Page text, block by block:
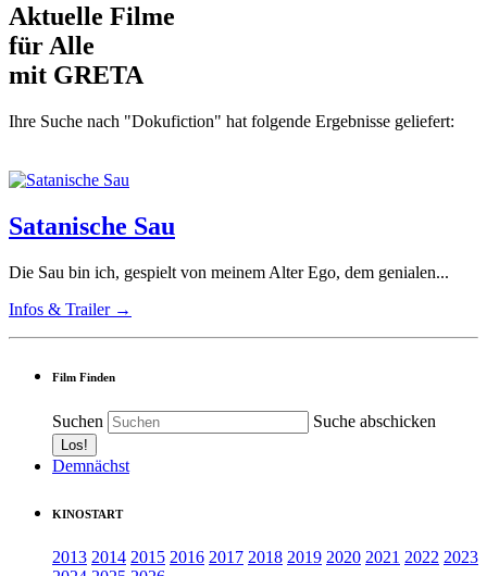
Aktuelle Filme
für Alle
mit GRETA
Ihre Suche nach "Dokufiction" hat folgende Ergebnisse geliefert:
Satanische Sau
Die Sau bin ich, gespielt von meinem Alter Ego, dem genialen...
Infos & Trailer →
Film Finden
Suchen Suche abschicken
Demnächst
KINOSTART
2013 2014 2015 2016 2017 2018 2019 2020 2021 2022 2023